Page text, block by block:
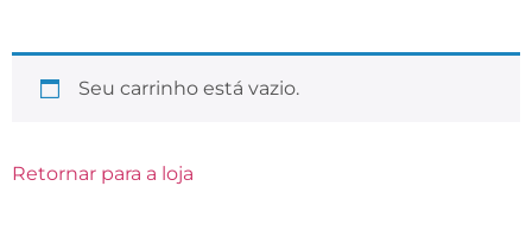
Seu carrinho está vazio.
Retornar para a loja